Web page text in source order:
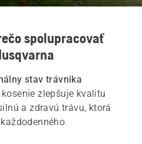
spolupracovať
stav trávnika
zlepšuje kvalitu
a zdravú trávu, ktorá